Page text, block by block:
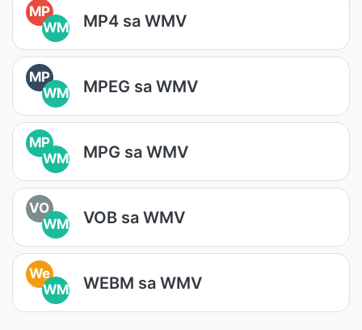
MP
WM
MP4 sa WMV
MP
WM
MPEG sa WMV
MP
WM
MPG sa WMV
VO
WM
VOB sa WMV
We
WM
WEBM sa WMV